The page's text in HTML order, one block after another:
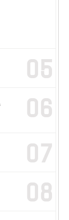
05
06
07
08